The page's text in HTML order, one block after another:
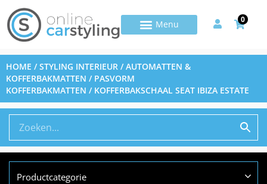
0
HOME /STYLING INTERIEUR /AUTOMATTEN &
KOFFERBAKMATTEN / PASVORM
KOFFERBAKMATTEN / KOFFERBAKSCHAAL SEAT IBIZA ESTATE
Productcategorie